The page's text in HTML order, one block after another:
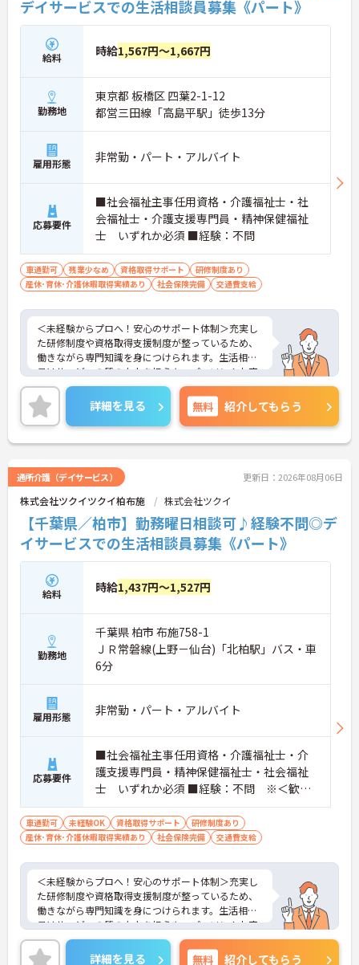
デイサービスでの生活相談員募集《パート》
給料 時給1,567円～1,667円
勤務地
東京都 板橋区 四葉2-1-12
都営三田線「高島平駅」徒歩13分
雇用形態 非常勤・パート・アルバイト
応募要件
■社会福祉主事任用資格・介護福祉士・社
会福祉士・介護支援専門員・精神保健福祉
士 いずれか必須 ■経験：不問
車通勤可 残業少なめ 資格取得サポート
研修制度あり
産休･育休･介護休暇取得実績あり
社会保険完備 交通費支給
＜未経験からプロへ！安心のサポート体制＞充実し
た研修制度や資格取得支援制度が整っているため、
働きながら専門知識を身につけられます。生活相談
員はサービスの質の向上を担うキーパーソン！お客
様やご家族との関わりを通じて、自分自身の人間性
も磨いていけるやりがいのあるお仕事です。
＜夜勤なしでプライベートも充実！柔軟な働き方＞
勤務曜日は相談可能♪ライフスタイルに合わせた働
き方が可能です。産休・育休制度も整っており、長
詳細を見る 無料 紹介してもらう
通所介護（デイサービス） 更新日：2026年08月06日
株式会社ツクイツクイ柏布施 株式会社ツクイ
【千葉県／柏市】勤務曜日相談可♪経験不問◎デ
イサービスでの生活相談員募集《パート》
給料 時給1,437円～1,527円
勤務地
千葉県 柏市 布施758-1
ＪＲ常磐線(上野－仙台)「北柏駅」バス・車
6分
雇用形態 非常勤・パート・アルバイト
応募要件
■社会福祉主事任用資格・介護福祉士・介
護支援専門員・精神保健福祉士・社会福祉
士 いずれか必須 ■経験：不問 ※＜歓迎
＞生活相談員の実務経験
車通勤可 未経験OK 資格取得サポート
研修制度あり
産休･育休･介護休暇取得実績あり
社会保険完備 交通費支給
＜未経験からプロへ！安心のサポート体制＞充実し
た研修制度や資格取得支援制度が整っているため、
働きながら専門知識を身につけられます。生活相談
員はサービスの質の向上を担うキーパーソン！お客
様やご家族との関わりを通じて、自分自身の人間性
も磨いていけるやりがいのあるお仕事です。
詳細を見る 無料 紹介してもらう